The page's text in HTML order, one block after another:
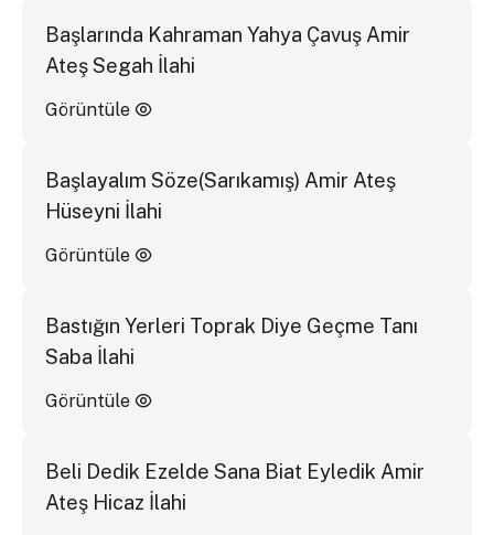
Başlarında Kahraman Yahya Çavuş Amir
Ateş Segah İlahi
Görüntüle
Başlayalım Söze(Sarıkamış) Amir Ateş
Hüseyni İlahi
Görüntüle
Bastığın Yerleri Toprak Diye Geçme Tanı
Saba İlahi
Görüntüle
Beli Dedik Ezelde Sana Biat Eyledik Amir
Ateş Hicaz İlahi